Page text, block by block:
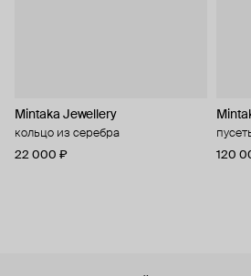
Mintaka Jewellery
кольцо из серебра
22 000 ₽
120